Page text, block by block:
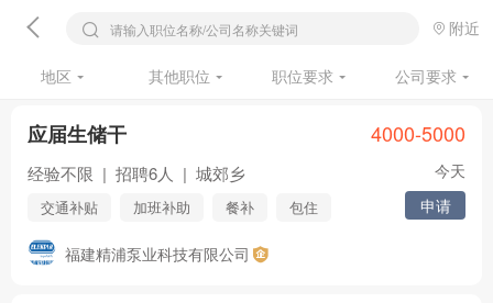
请输入职位名称/公司名称关键词 附近
地区 其他职位 职位要求 公司要求
应届生储干
经验不限 | 招聘6人 | 城郊乡
交通补贴 加班补助 餐补
包住
社保
婚假福建精浦泵业科技有限公司
4000-5000
今天
申请